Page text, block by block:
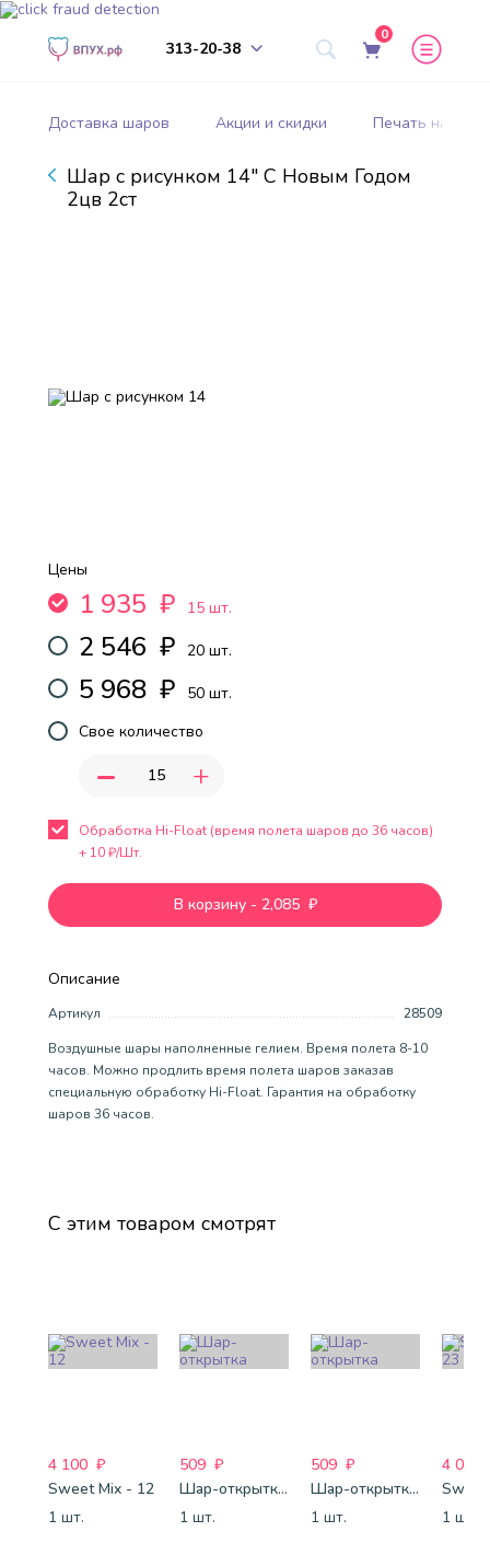
313-20-38
0
Доставка шаров Акции и скидки Печать на
Шар с рисунком 14" С Новым Годом
2цв 2ст
Описание
Артикул
28509
Воздушные шары наполненные гелием. Время полета 8-10
часов. Можно продлить время полета шаров заказав
специальную обработку Hi-Float. Гарантия на обработку
шаров 36 часов.
Цены
1 935 ₽ 15 шт.
2 546 ₽ 20 шт.
5 968 ₽
50 шт.
Свое количество
- +
Обработка Hi-Float (время полета шаров до 36 часов)
+ 10₽/Шт.
В корзину - 2,085 ₽
С этим товаром смотрят
4 100 ₽
Sweet Mix - 12
1 шт.
509 ₽
Шар-открытка "Звезда" (45 см) - 1
1 шт.
509 ₽
Шар-открытка "Сердце" (45 см) - 2
1 шт.
4 088
1 шт.